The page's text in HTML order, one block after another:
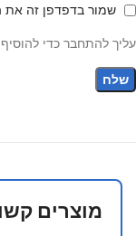
שמור בדפדפן זה את
עליך להתחבר כדי
מוצרים